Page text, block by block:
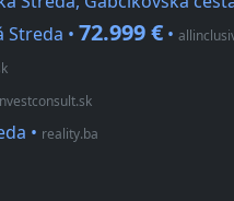
Streda • 72.999 € •
• reality.ba